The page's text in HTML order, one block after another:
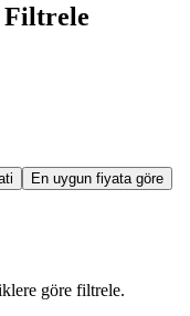
Filtrele
En uygun fiyata göre
göre filtrele.